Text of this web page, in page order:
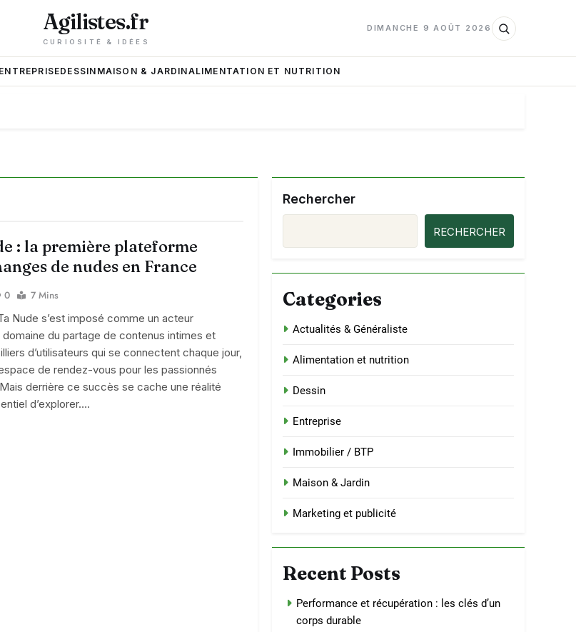
Agilistes.fr
CURIOSITÉ & IDÉES
DIMANCHE 9 AOÛT 2026
ENTREPRISEDESSIN MAISON & JARDINALIMENTATION ET NUTRITION
: la première plateforme
de nudes en France
0
7 Mins
Nude s’est imposé comme un acteur
du partage de contenus intimes et
d’utilisateurs qui se connectent chaque jour,
de rendez-vous pour les passionnés
derrière ce succès se cache une réalité
d’explorer….
Rechercher
RECHERCHER
Categories
Actualités & Généraliste
Alimentation et nutrition
Dessin
Entreprise
Immobilier / BTP
Maison & Jardin
Marketing et publicité
Recent Posts
Performance et récupération : les clés d’un
corps durable